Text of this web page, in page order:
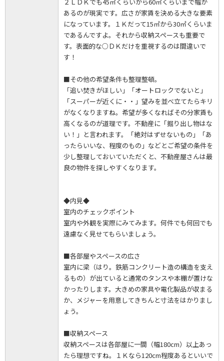
２ＬＤＫでも45㎡くらいから60㎡くらいまで幅が
あるのが現実です。広さが家賃を決める大きな要素
になっています。１Ｋだって15㎡から30㎡くらいま
であるんですよ。それから収納スペースも重要で
す。表面的な○ＤＫだけを重視するのは間違いで
す！
■その他の希望条件も整理整頓。
「追い焚きがほしい」「オートロックでないと」
「スーパーが近くに・・」望みを並べ立てたらキリ
がなくなりますね。希望が多くなればその分家賃も
高くなるのが道理です。不動産に「掘り出し物はな
い！」と言われます。「絶対はずせないもの」「あ
ったらいいな、程度のもの」などとご希望の条件を
少し整理しておいていただくと、不動産屋さんは最
良の物件を探しやすくなります。
◆内見◆
室内のチェックポイント
室内や外観を実際にみてみます。何件でも何回でも
遠慮なく見せてもらいましょう。
■各部屋やスペースの広さ
室内に梁（はり。鉄筋コンクリート造の構造を支え
るもの）が出ていると通常のタンスや本棚が置けな
かったりします。大きめの家具や電化製品が収まる
か、メジャーを用意してきちんと寸法をはかりまし
ょう。
■収納スペース
収納スペースは各部屋に一間（幅180cm）以上あっ
たら理想ですね。１Ｋなら120cm程度あるといいで